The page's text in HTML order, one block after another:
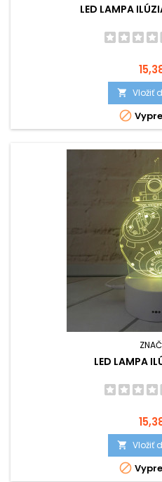
LED LAMPA
 Vložiť

LED LAMPA
 Vložiť
